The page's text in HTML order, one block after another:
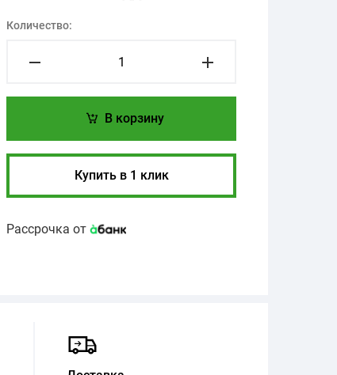
Количество:
В корзину
Купить в 1 клик
Рассрочка от